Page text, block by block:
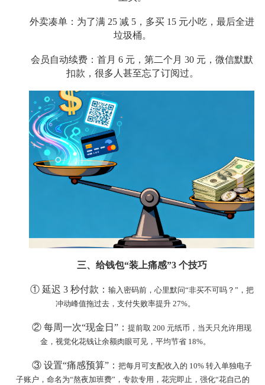
外卖凑单：为了满 25 减 5，多买 15 元小吃，最后全进
垃圾桶。
会员自动续费：首月 6 元，第二个月 30 元，微信默默
扣款，很多人甚至忘了订阅过。
三、给钱包“装上痛感”3 个技巧
① 延迟 3 秒付款： 输入密码前，心里默问“非买不可吗？”，把
冲动峰值拖过去，支付失败率提升 27%。
② 每周一次“现金日”：提前取 200 元纸币，当天只允许用现
金，视觉化花钱让余额肉眼可见，平均节省 18%。
③ 设置“痛感预算”： 把每月可支配收入的 10% 转入单独电子
子账户，命名为“熬夜加班费”，专款专用，花完即止，强化“花自己的